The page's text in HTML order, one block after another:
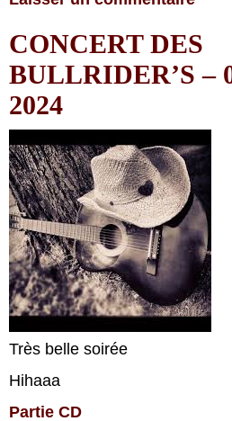
CONCERT DES
BULLRIDER’S –
2024
Très belle soirée
Hihaaa
Partie CD